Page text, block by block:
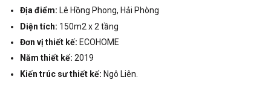
Địa điểm: Lê Hồng Phong, Hải Phòng
Diện tích: 150m2 x 2 tầng
Đơn vị thiết kế: ECOHOME
Năm thiết kế: 2019
Kiến trúc sư thiết kế: Ngô Liên.